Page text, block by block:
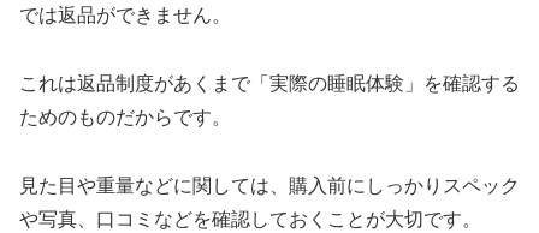
では返品ができません。
これは返品制度があくまで「実際の睡眠体験」を確認する
ためのものだからです。
見た目や重量などに関しては、購入前にしっかりスペック
や写真、口コミなどを確認しておくことが大切です。